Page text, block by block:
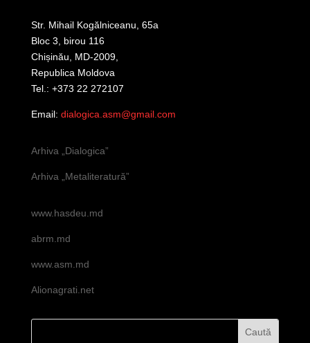
Str. Mihail Kogălniceanu, 65a
Bloc 3, birou 116
Chișinău, MD-2009,
Republica Moldova
Tel.: +373 22 272107
Email: dialogica.asm@gmail.com
Arhiva „Dialogica”
Arhiva „Metaliteratură”
www.hasdeu.md
abrm.md
www.asm.md
Alionagrati.net